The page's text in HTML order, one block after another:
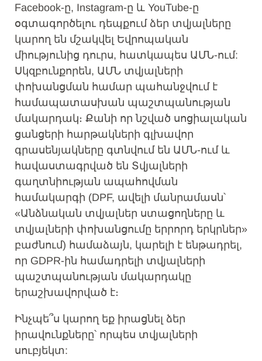
Facebook-ը, Instagram-ը և YouTube-ը
օգտագործելու դեպքում ձեր տվյալները
կարող են մշակվել Եվրոպական
միությունից դուրս, հատկապես ԱՄՆ-ում:
Սկզբունքորեն, ԱՄՆ տվյալների
փոխանցման համար պահանջվում է
համապատասխան պաշտպանության
մակարդակ։ Քանի որ նշված սոցիալական
ցանցերի հարթակների գլխավոր
գրասենյակները գտնվում են ԱՄՆ-ում և
հավաստագրված են Տվյալների
գաղտնիության ապահովման
համակարգի (DPF, ավելի մանրամասն՝
«Անձնական տվյալներ ստացողները և
տվյալների փոխանցումը երրորդ երկրներ»
բաժնում) համաձայն, կարելի է ենթադրել,
որ GDPR-ին համադրելի տվյալների
պաշտպանության մակարդակը
երաշխավորված է։
Ինչպե՞ս կարող եք իրացնել ձեր
իրավունքները՝ որպես տվյալների
սուբյեկտ: